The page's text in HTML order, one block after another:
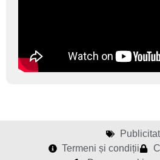
Termeni și condiții